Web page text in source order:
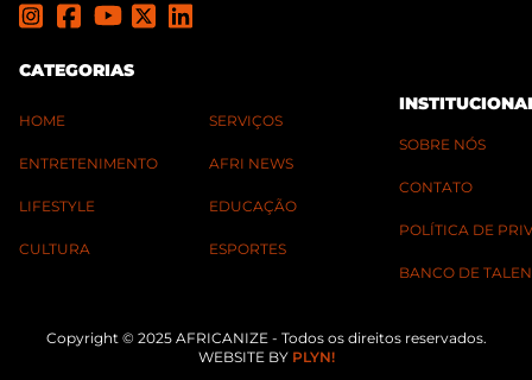
CATEGORIAS
HOME
ENTRETENIMENTO
LIFESTYLE
CULTURA
SERVIÇOS
AFRI NEWS
EDUCAÇÃO
ESPORTES
SOBRE NÓS
CONTATO
POLÍTICA DE
BANCO DE
Copyright © 2025 AFRICANIZE - Todos os direitos reservados.
WEBSITE BY PLYN!